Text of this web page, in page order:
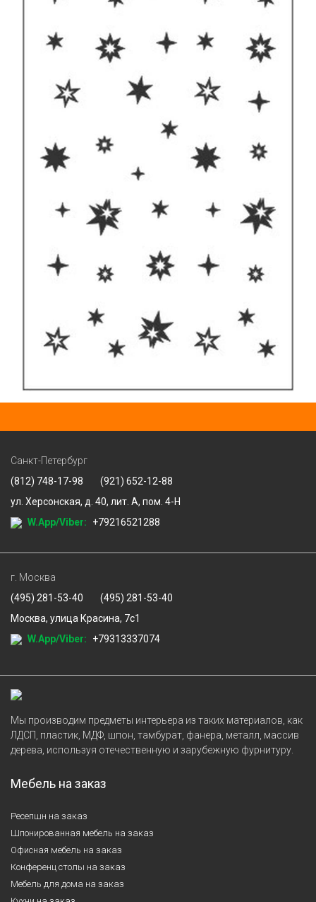
Санкт-Петербург
(812) 748-17-98
(921) 652-12-88
ул. Херсонская, д. 40, лит. А, пом. 4-Н
W.App/Viber:
+79216521288
г. Москва
(495) 281-53-40
(495) 281-53-40
Москва, улица Красина, 7с1
W.App/Viber:
+79313337074
Мы производим предметы интерьера из таких материалов, как
ЛДСП, пластик, МДФ, шпон, тамбурат, фанера, металл, массив
дерева, используя отечественную и зарубежную фурнитуру.
Мебель на заказ
Ресепшн на заказ
Шпонированная мебель на заказ
Офисная мебель на заказ
Конференц столы на заказ
Мебель для дома на заказ